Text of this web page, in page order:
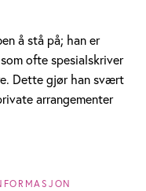
å stå på; han er
ofte spesialskriver
Dette gjør han svært
arrangementer